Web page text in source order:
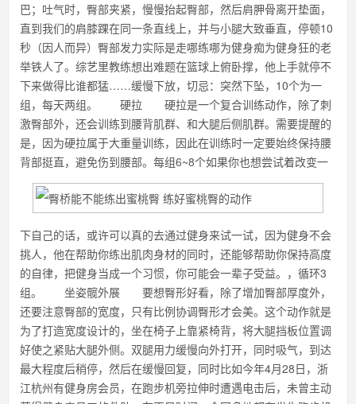
巴；吐气时，臀部夹紧，慢慢抬起臀部，然后肩胛骨离开垫面，
直到我们的肩膝踝在同一条直线上，并与小腿大致垂直，停顿10
秒（因人而异）臀部发力实际是走哪练哪为健身痴为健身狂的老
举铁人了。综艺里教练想出难题在篮球上俯卧撑，他上手就停不
下来做得比谁都猛……缓慢下放，切忌：突然下坠，10个为一
组，每天两组。 硬拉 硬拉是一个复合训练动作，除了刺
激臀部外，还会训练到腰背肌群、和大腿后侧肌群。需要提醒的
是，因为硬拉属于大重量训练，因此在训练时一定要始终保持腰
背部挺直，避免伤到腰部。每组6~8个如果你也想尝试着改变一
下自己的话，或许可以真的去通过健身来试一试，因为健身不会
挑人，他在帮助你练出肌肉身材的同时，还能够帮助你保持高度
的自律，把健身当成一个习惯，你可能会一辈子受益。，循环3
组。 坐姿髋外展 要想臀形好看，除了增加臀部厚度外，
还要注意臀部的宽度，只有比例协调臀形才会美。这个动作就是
为了打造宽度设计的，坐在椅子上靠紧椅背，将大腿挡板位置调
好使之紧贴大腿外侧。双腿用力缓慢向外打开，同时吸气，到达
最大程度后稍停，然后在缓慢回复，同时比如今年4月28日，浙
江杭州有健身房会员，在跑步机旁拉伸时遭遇电击后，未曾主动